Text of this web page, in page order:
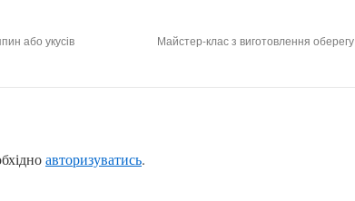
або укусів
Майстер-клас з виготовлення оберегу
авторизуватись.